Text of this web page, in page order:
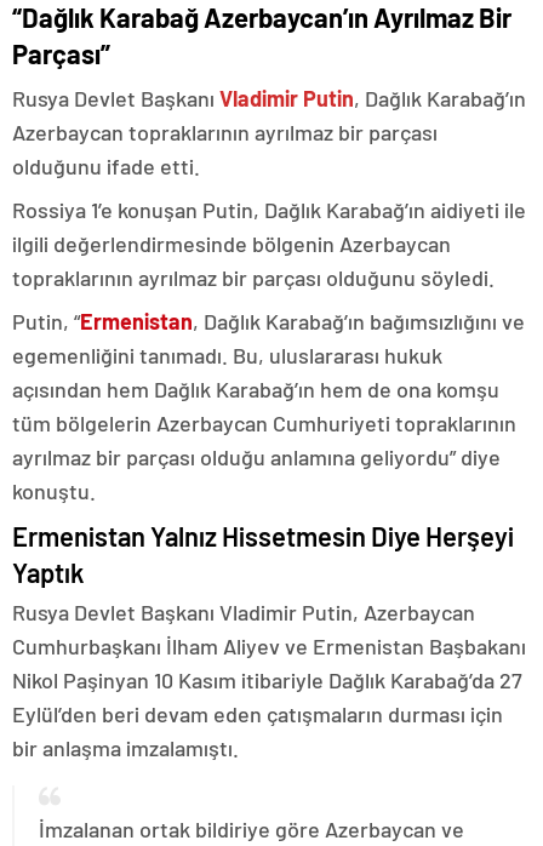
“Dağlık Karabağ Azerbaycan’ın Ayrılmaz Bir
Parçası”
Rusya Devlet Başkanı Vladimir Putin, Dağlık Karabağ’ın
Azerbaycan topraklarının ayrılmaz bir parçası
olduğunu ifade etti.
Rossiya 1’e konuşan Putin, Dağlık Karabağ’ın aidiyeti ile
ilgili değerlendirmesinde bölgenin Azerbaycan
topraklarının ayrılmaz bir parçası olduğunu söyledi.
Putin, “Ermenistan, Dağlık Karabağ’ın bağımsızlığını ve
egemenliğini tanımadı. Bu, uluslararası hukuk
açısından hem Dağlık Karabağ’ın hem de ona komşu
tüm bölgelerin Azerbaycan Cumhuriyeti topraklarının
ayrılmaz bir parçası olduğu anlamına geliyordu” diye
konuştu.
Ermenistan Yalnız Hissetmesin Diye Herşeyi
Yaptık
Rusya Devlet Başkanı Vladimir Putin, Azerbaycan
Cumhurbaşkanı İlham Aliyev ve Ermenistan Başbakanı
Nikol Paşinyan 10 Kasım itibariyle Dağlık Karabağ’da 27
Eylül’den beri devam eden çatışmaların durması için
bir anlaşma imzalamıştı.
İmzalanan ortak bildiriye göre Azerbaycan ve